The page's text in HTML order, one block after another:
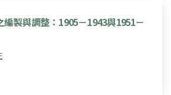
編製與調整：1905－1943與1951－